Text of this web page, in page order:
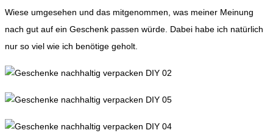
Wiese umgesehen und das mitgenommen, was meiner Meinung
nach gut auf ein Geschenk passen würde. Dabei habe ich natürlich
nur so viel wie ich benötige geholt.